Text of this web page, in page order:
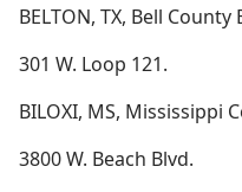
BELTON, TX, Bell
301 W. Loop 121.
BILOXI, MS, Mississippi
3800 W. Beach Blvd.